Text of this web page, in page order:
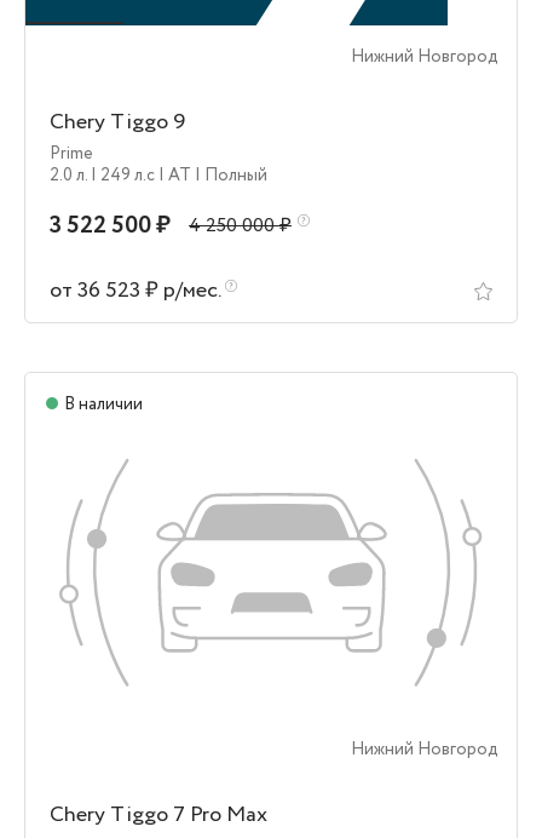
Нижний Новгород
Chery Tiggo 9
Prime
2.0 л. | 249 л.c | AT | Полный
3 522 500 ₽ 4 250 000 ₽
от 36 523 ₽ р/мес.
В наличии
Нижний Новгород
Chery Tiggo 7 Pro Max